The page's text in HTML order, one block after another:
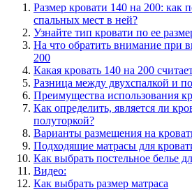
Размер кровати 140 на 200: как
спальных мест в ней?
Узнайте тип кровати по ее
На что обратить внимание при
200
Какая кровать 140 на 200
Разница между двухспалкой и
Преимущества использования
Как определить, является ли
полуторкой?
Варианты размещения на
Подходящие матрасы для
Как выбрать постельное белье
Видео:
Как выбрать размер матраса